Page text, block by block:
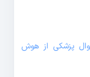
پزشکی از هوش